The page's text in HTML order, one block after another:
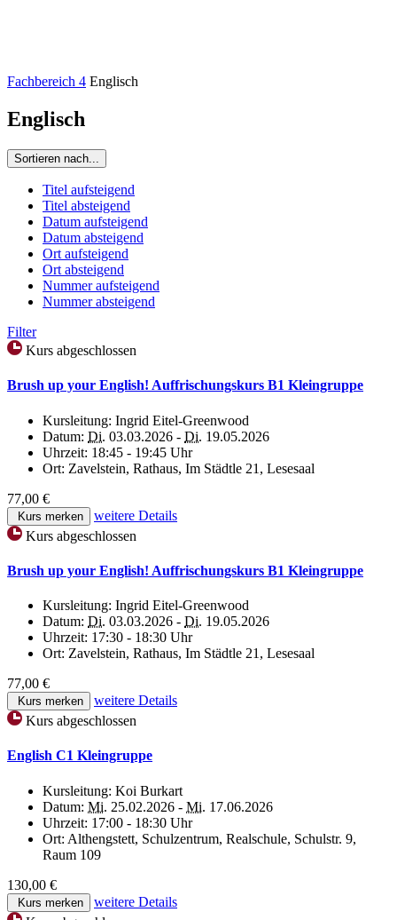
Fachbereich 4 Englisch
Englisch
Sortieren nach...
Titel aufsteigend
Titel absteigend
Datum aufsteigend
Datum absteigend
Ort aufsteigend
Ort absteigend
Nummer aufsteigend
Nummer absteigend
Filter
Kurs abgeschlossen
Brush up your English! Auffrischungskurs B1 Kleingruppe
Kursleitung: Ingrid Eitel-Greenwood
Datum: Di. 03.03.2026 - Di. 19.05.2026
Uhrzeit: 18:45 - 19:45 Uhr
Ort: Zavelstein, Rathaus, Im Städtle 21, Lesesaal
77,00 €
Kurs merken
weitere Details
Kurs abgeschlossen
Brush up your English! Auffrischungskurs B1 Kleingruppe
Kursleitung: Ingrid Eitel-Greenwood
Datum: Di. 03.03.2026 - Di. 19.05.2026
Uhrzeit: 17:30 - 18:30 Uhr
Ort: Zavelstein, Rathaus, Im Städtle 21, Lesesaal
77,00 €
Kurs merken
weitere Details
Kurs abgeschlossen
English C1 Kleingruppe
Kursleitung: Koi Burkart
Datum: Mi. 25.02.2026 - Mi. 17.06.2026
Uhrzeit: 17:00 - 18:30 Uhr
Ort: Althengstett, Schulzentrum, Realschule, Schulstr. 9,
Raum 109
130,00 €
Kurs merken
weitere Details